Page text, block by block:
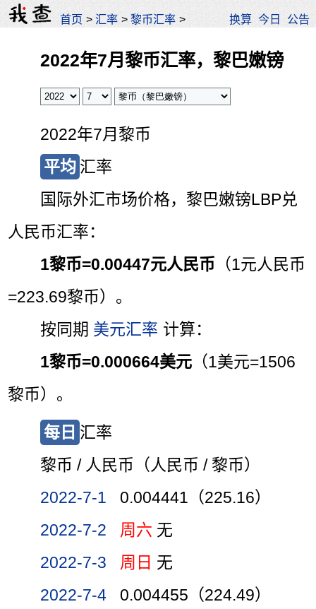
首页 >汇率 >黎币汇率 > 换算 今日 公告
2022年7月黎币汇率，黎巴嫩镑
2022年7月黎币
平均 汇率
国际外汇市场价格，黎巴嫩镑LBP兑
人民币汇率：
1黎币=0.00447元人民币 （1元人民币
=223.69黎币）。
按同期 美元汇率 计算：
1黎币=0.000664美元 （1美元=1506
黎币）。
每日 汇率
黎币 / 人民币（人民币 / 黎币）
2022-7-1
0.004441（225.16）
2022-7-2
周六 无
2022-7-3
周日 无
2022-7-4
0.004455（224.49）